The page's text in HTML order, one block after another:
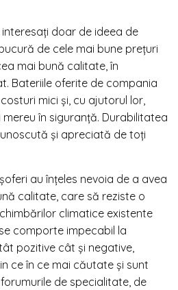
doar de ideea de
de cele mai bune preţuri
mai bună calitate, în
Bateriile oferite de compania
mici şi, cu ajutorul lor,
în siguranţă. Durabilitatea
şi apreciată de toţi
au înţeles nevoia de a avea
calitate, care să reziste o
climatice existente
comporte impecabil la
pozitive cât şi negative,
ce în ce mai căutate şi sunt
de specialitate, de